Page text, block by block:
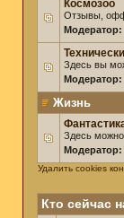
Космозоо
Отзывы,
Модератор:
Здесь вы
Модератор:
Жизнь
Здесь можно
Модератор:
Удалить cookies
Кто сейчас